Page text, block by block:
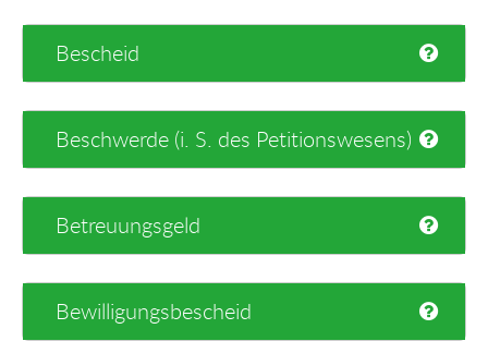
Bescheid
Beschwerde (i. S. des Petitionswesens)
Betreuungsgeld
Bewilligungsbescheid